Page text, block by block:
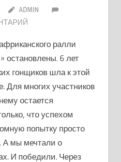
ADMIN
ралли
остановлены. 6 лет
гонщиков шла к этой
Для многих участников
остается
что успехом
попытку просто
А мы мечтали о
И победили. Через